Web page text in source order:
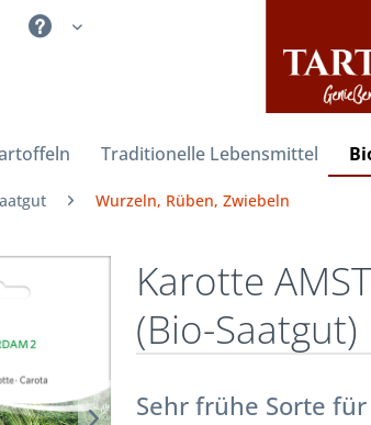
Traditionelle Lebensmittel
Wurzeln, Rüben, Zwiebeln
Karotte
(Bio-Saatgut)
Sehr frühe Sorte